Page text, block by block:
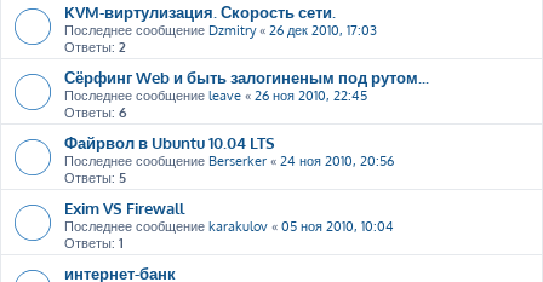
KVM-виртулизация. Скорость сети.
Последнее сообщение Dzmitry« 26 дек 2010, 17:03
Ответы: 2
Сёрфинг Web и быть залогиненым под рутом...
Последнее сообщение leave « 26 ноя 2010, 22:45
Ответы: 6
Файрвол в Ubuntu 10.04 LTS
Последнее сообщение Berserker « 24 ноя 2010, 20:56
Ответы: 5
Exim VS Firewall
Последнее сообщение karakulov « 05 ноя 2010, 10:04
Ответы: 1
интернет-банк